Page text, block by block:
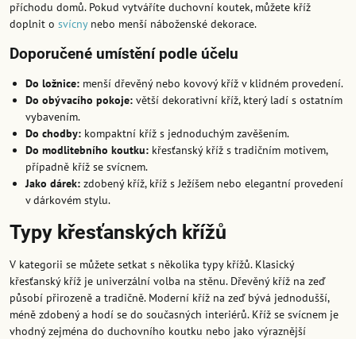
příchodu domů. Pokud vytváříte duchovní koutek, můžete kříž
doplnit o svícnynebo menší náboženské dekorace.
Doporučené umístění podle účelu
Do ložnice: menší dřevěný nebo kovový kříž v klidném provedení.
Do obývacího pokoje: větší dekorativní kříž, který ladí s ostatním
vybavením.
Do chodby: kompaktní kříž s jednoduchým zavěšením.
Do modlitebního koutku: křesťanský kříž s tradičním motivem,
případně kříž se svícnem.
Jako dárek: zdobený kříž, kříž s Ježíšem nebo elegantní provedení
v dárkovém stylu.
Typy křesťanských křížů
V kategorii se můžete setkat s několika typy křížů. Klasický
křesťanský kříž je univerzální volba na stěnu. Dřevěný kříž na zeď
působí přirozeně a tradičně. Moderní kříž na zeď bývá jednodušší,
méně zdobený a hodí se do současných interiérů. Kříž se svícnem je
vhodný zejména do duchovního koutku nebo jako výraznější